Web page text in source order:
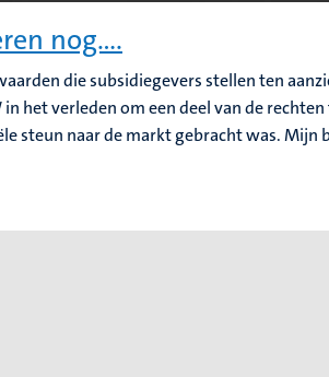
nog….
die subsidiegevers stellen ten
het verleden om een deel van de
steun naar de markt gebracht was. Mijn